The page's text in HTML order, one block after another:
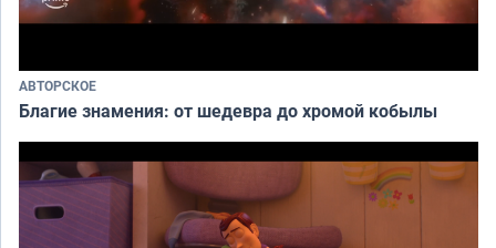
АВТОРСКОЕ
Благие знамения: от шедевра до хромой кобылы